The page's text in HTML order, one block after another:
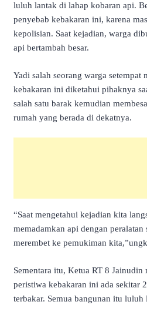
luluh lantak di lahap kobaran api.
penyebab kebakaran ini, karena
kepolisian. Saat kejadian, warga
api bertambah besar.
Yadi salah seorang warga setempat
kebakaran ini diketahui pihaknya
salah satu barak kemudian
rumah yang berada di dekatnya.
“Saat mengetahui kejadian kita
memadamkan api dengan
merembet ke pemukiman
Sementara itu, Ketua RT 8 Jainudin
peristiwa kebakaran ini ada sekitar
terbakar. Semua bangunan itu